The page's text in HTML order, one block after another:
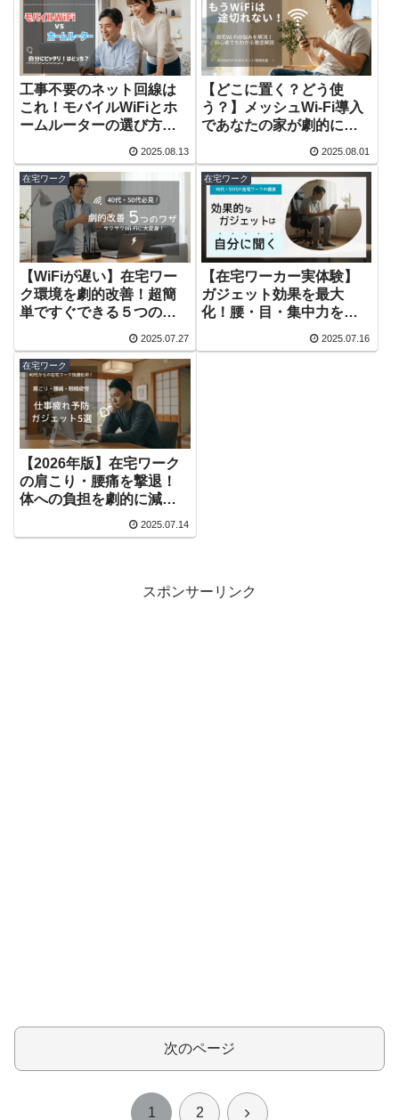
工事不要のネット回線は
これ！モバイルWiFiとホ
ームルーターの選び方を
2025.08.13
【どこに置く？どう使
う？】メッシュWi-Fi導入
であなたの家が劇的に変
わる具体的なコツと活用
術
2025.08.01
在宅ワーク
【WiFiが遅い】在宅ワー
ク環境を劇的改善！超簡
単ですぐできる５つの対
2025.07.27
在宅ワーク
【在宅ワーカー実体験】
ガジェット効果を最大
化！腰・目・集中力を守
2025.07.16
在宅ワーク
【2026年版】在宅ワーク
の肩こり・腰痛を撃退！
体への負担を劇的に減ら
し効率化するガジェット5
選
2025.07.14
スポンサーリンク
次のページ
1 2 次